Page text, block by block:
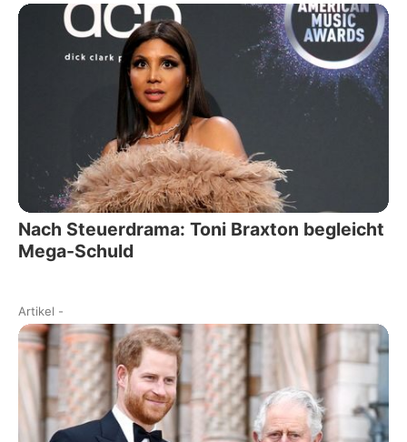
Nach Steuerdrama: Toni Braxton begleicht
Mega-Schuld
Artikel -